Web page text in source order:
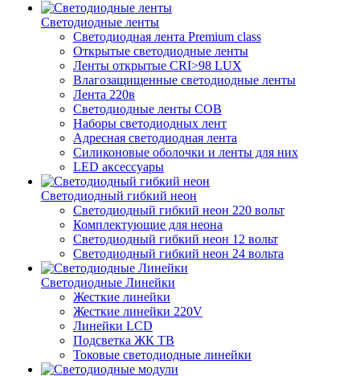
Светодиодные ленты
Светодиодная лента Premium class
Открытые светодиодные ленты
Ленты открытые CRI>98 LUX
Влагозащищенные светодиодные ленты
Лента 220в
Светодиодные ленты COB
Наборы светодиодных лент
Адресная светодиодная лента
Силиконовые оболочки и ленты для них
LED аксессуары
Светодиодный гибкий неон
Светодиодный гибкий неон 220 вольт
Комплектующие для неона
Светодиодный гибкий неон 12 вольт
Светодиодный гибкий неон 24 вольта
Светодиодные Линейки
Жесткие линейки
Жесткие линейки 220V
Линейки LCD
Подсветка ЖК ТВ
Токовые светодиодные линейки